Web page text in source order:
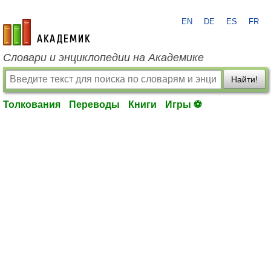
academic.ru
EN DE ES FR
Словари и энциклопедии на Академике
Найти!
Толкования Переводы Книги Игры ⚽